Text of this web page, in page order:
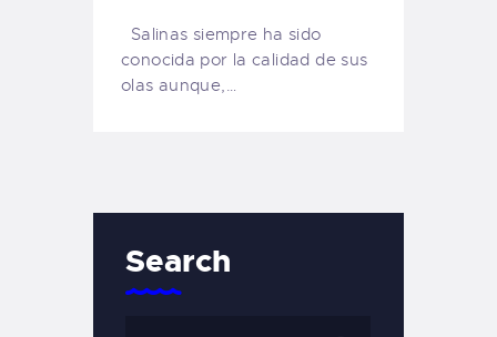
Salinas siempre ha sido
conocida por la calidad de sus
olas aunque,…
Search